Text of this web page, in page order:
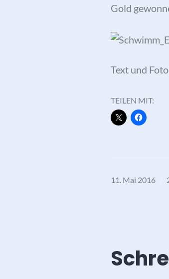
Gold
Text und
TEILEN MIT:
11. Mai 2016